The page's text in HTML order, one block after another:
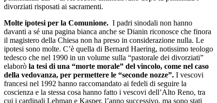
divorziati risposati ai sacramenti.
Molte ipotesi per la Comunione. I padri sinodali non hanno
davanti a sé una pagina bianca anche se Dianin riconosce che finora
il magistero della Chiesa non ha preso in considerazione nulla. Le
ipotesi sono molte. C’è quella di Bernard Haering, notissimo teologo
tedesco che nel 1990 in un volume sulla “pastorale dei divorziati”
elaborò la tesi di una “morte morale” del vincolo, come nel caso
della vedovanza, per permettere le “seconde nozze”. I vescovi
francesi nel 1992 hanno raccomandato ai fedeli di seguire la
coscienza e la stessa cosa hanno fatto i vescovi dell’Alto Reno, tra
cui i cardinali Lehman e Kasper, l’anno successivo, ma sono stati